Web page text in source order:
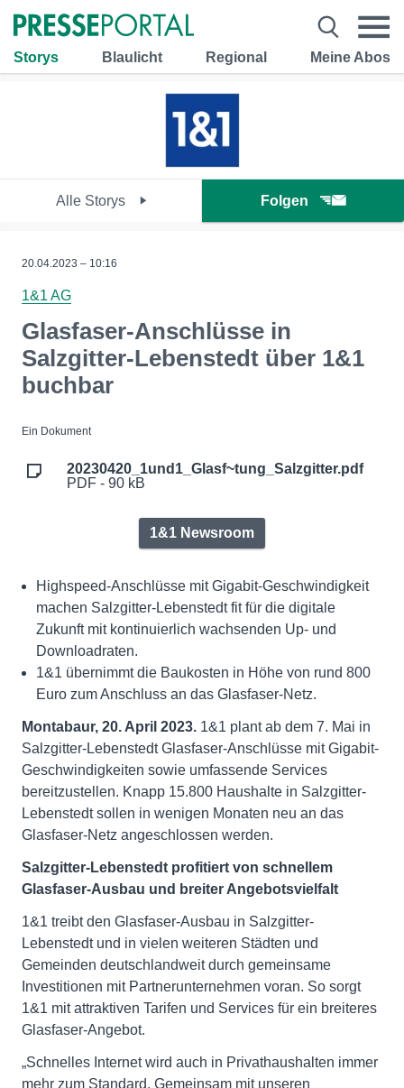
Storys Blaulicht Regional Meine Abos
Alle Storys Folgen
20.04.2023 – 10:16
1&1 AG
Glasfaser-Anschlüsse in
Salzgitter-Lebenstedt über 1&1
buchbar
Ein Dokument
20230420_1und1_Glasf~tung_Salzgitter.pdf
PDF - 90 kB
1&1 Newsroom
Highspeed-Anschlüsse mit Gigabit-Geschwindigkeit
machen Salzgitter-Lebenstedt fit für die digitale
Zukunft mit kontinuierlich wachsenden Up- und
Downloadraten.
1&1 übernimmt die Baukosten in Höhe von rund 800
Euro zum Anschluss an das Glasfaser-Netz.
Montabaur, 20. April 2023. 1&1 plant ab dem 7. Mai in
Salzgitter-Lebenstedt Glasfaser-Anschlüsse mit Gigabit-
Geschwindigkeiten sowie umfassende Services
bereitzustellen. Knapp 15.800 Haushalte in Salzgitter-
Lebenstedt sollen in wenigen Monaten neu an das
Glasfaser-Netz angeschlossen werden.
Salzgitter-Lebenstedt profitiert von schnellem
Glasfaser-Ausbau und breiter Angebotsvielfalt
1&1 treibt den Glasfaser-Ausbau in Salzgitter-
Lebenstedt und in vielen weiteren Städten und
Gemeinden deutschlandweit durch gemeinsame
Investitionen mit Partnerunternehmen voran. So sorgt
1&1 mit attraktiven Tarifen und Services für ein breiteres
Glasfaser-Angebot.
„Schnelles Internet wird auch in Privathaushalten immer
mehr zum Standard. Gemeinsam mit unseren